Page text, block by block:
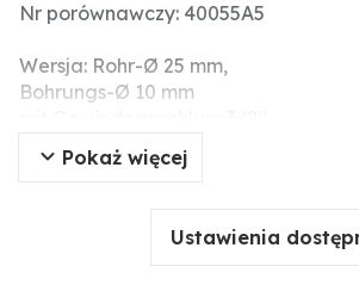
Nr porównawczy: 40055A5
Wersja: Rohr-Ø 25 mm,
Bohrungs-Ø 10 mm
Pokaż więcej
Ustawienia